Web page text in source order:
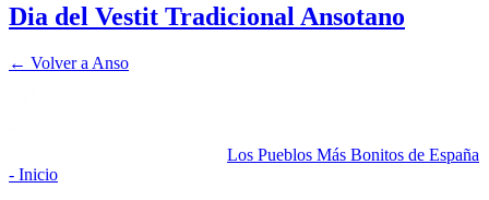
Dia del Vestit Tradicional Ansotano
← Volver a Anso
Los Pueblos Más Bonitos de España
- Inicio